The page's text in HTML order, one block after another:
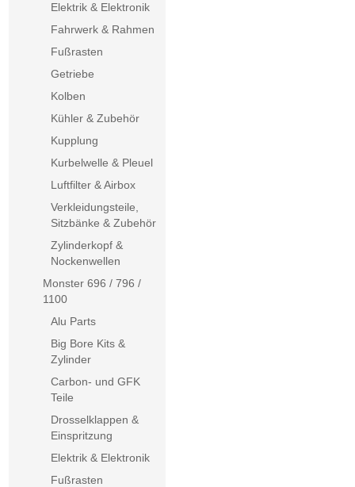
Elektrik & Elektronik
Fahrwerk & Rahmen
Fußrasten
Getriebe
Kolben
Kühler & Zubehör
Kupplung
Kurbelwelle & Pleuel
Luftfilter & Airbox
Verkleidungsteile,
Sitzbänke & Zubehör
Zylinderkopf &
Nockenwellen
Monster 696 / 796 /
1100
Alu Parts
Big Bore Kits &
Zylinder
Carbon- und GFK
Teile
Drosselklappen &
Einspritzung
Elektrik & Elektronik
Fußrasten